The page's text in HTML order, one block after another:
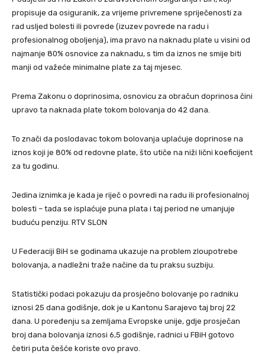
propisuje da osiguranik, za vrijeme privremene spriječenosti za
rad usljed bolesti ili povrede (izuzev povrede na radu i
profesionalnog oboljenja), ima pravo na naknadu plate u visini od
najmanje 80% osnovice za naknadu, s tim da iznos ne smije biti
manji od važeće minimalne plate za taj mjesec.
Prema Zakonu o doprinosima, osnovicu za obračun doprinosa čini
upravo ta naknada plate tokom bolovanja do 42 dana.
To znači da poslodavac tokom bolovanja uplaćuje doprinose na
iznos koji je 80% od redovne plate, što utiče na niži lični koeficijent
za tu godinu.
Jedina iznimka je kada je riječ o povredi na radu ili profesionalnoj
bolesti – tada se isplaćuje puna plata i taj period ne umanjuje
buduću penziju. RTV SLON
U Federaciji BiH se godinama ukazuje na problem zloupotrebe
bolovanja, a nadležni traže načine da tu praksu suzbiju.
Statistički podaci pokazuju da prosječno bolovanje po radniku
iznosi 25 dana godišnje, dok je u Kantonu Sarajevo taj broj 22
dana. U poređenju sa zemljama Evropske unije, gdje prosječan
broj dana bolovanja iznosi 6,5 godišnje, radnici u FBiH gotovo
četiri puta češće koriste ovo pravo.